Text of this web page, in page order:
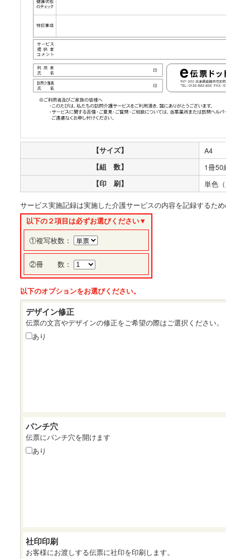
【サイズ】 A4
【組 数】 1冊50
【印 刷】 単色
サービス実施記録は実施した介護サービスの内容を記録するた
以下の２項目は必ずお選びください▼
①複写枚数：
②冊 数：
以下のオプションをお選びください。
デザイン修正
伝票の文言やデザインの修正をご希望の際はご選択ください。
あり
パンチ穴
伝票にパンチ穴を開けます
あり
社印印刷
お客様にお渡しする伝票に社印を印刷します。